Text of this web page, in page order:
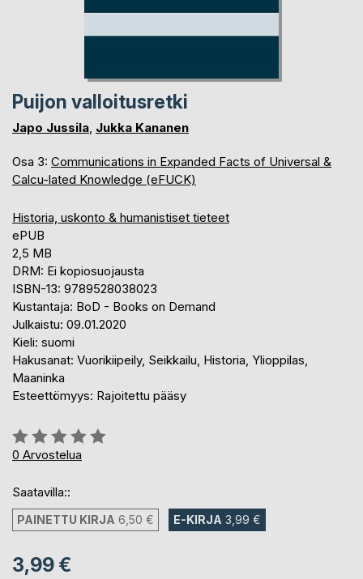
Puijon valloitusretki
Japo Jussila, Jukka Kananen
Osa 3: Communications in Expanded Facts of Universal &
Calcu-lated Knowledge (eFUCK)
Historia, uskonto & humanistiset tieteet
ePUB
2,5 MB
DRM: Ei kopiosuojausta
ISBN-13: 9789528038023
Kustantaja: BoD - Books on Demand
Julkaistu: 09.01.2020
Kieli: suomi
Hakusanat: Vuorikiipeily, Seikkailu, Historia, Ylioppilas,
Maaninka
Esteettömyys: Rajoitettu pääsy
Arvostelu::
0%
0 Arvostelua
Saatavilla::
PAINETTU KIRJA 6,50 € E-KIRJA 3,99 €
3,99 €